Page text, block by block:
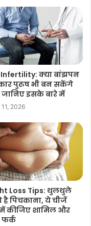
क्या बांझपन
पुरुष भी बन सकेंगे
जानिए इसके बारे में
2026
Loss Tips: थुलथुले
है पिचकाना, ये चीजें
कीजिए शामिल और